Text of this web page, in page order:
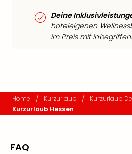
Deine
hoteleigenen
im Preis mit inbegriffen.
Home / Kurzurlaub / Kurzurlaub
Kurzurlaub Hessen
FAQ